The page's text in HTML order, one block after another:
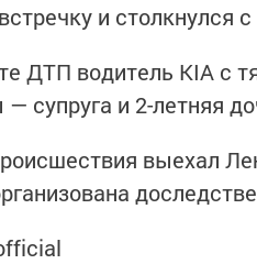
и столкнулся
ДТП водитель KIA с
супруга и 2-летняя
выехал